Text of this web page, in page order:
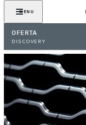
MENU
OFERTA
DISCOVERY